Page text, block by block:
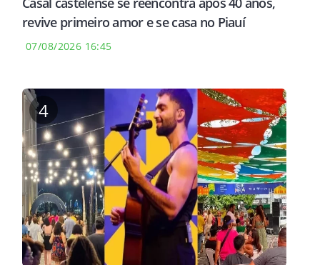
revive primeiro amor e se casa no Piauí
07/08/2026 16:45
4